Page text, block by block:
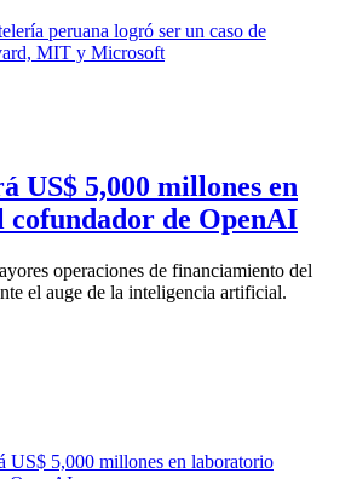
US$ 5,000 millones en
de OpenAI
operaciones de financiamiento del
el auge de la inteligencia artificial.